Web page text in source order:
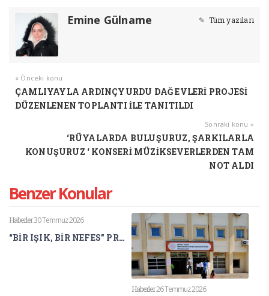
Emine Gülname Tüm yazıları
« Önceki konu
ÇAMLIYAYLA ARDINÇYURDU DAĞ EVLERİ PROJESİ
DÜZENLENEN TOPLANTI İLE TANITILDI
Sonraki konu »
‘RÜYALARDA BULUŞURUZ, ŞARKILARLA
KONUŞURUZ ‘ KONSERİ MÜZİKSEVERLERDEN TAM
NOT ALDI
Benzer Konular
Haberler30 Temmuz 2026
“BİR IŞIK, BİR NEFES” PROJESİ ULUSLARARASI BİLİM DÜNYASINDA
Haberler26 Temmuz 2026